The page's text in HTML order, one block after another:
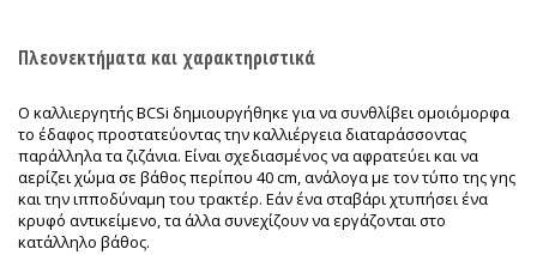
Πλεονεκτήματα και χαρακτηριστικά
Ο καλλιεργητής BCSi δημιουργήθηκε για να συνθλίβει ομοιόμορφα
το έδαφος προστατεύοντας την καλλιέργεια διαταράσσοντας
παράλληλα τα ζιζάνια. Είναι σχεδιασμένος να αφρατεύει και να
αερίζει χώμα σε βάθος περίπου 40 cm, ανάλογα με τον τύπο της γης
και την ιπποδύναμη του τρακτέρ. Εάν ένα σταβάρι χτυπήσει ένα
κρυφό αντικείμενο, τα άλλα συνεχίζουν να εργάζονται στο
κατάλληλο βάθος.